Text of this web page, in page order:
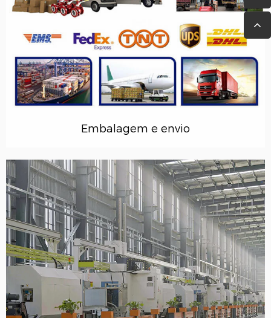
Embalagem e envio